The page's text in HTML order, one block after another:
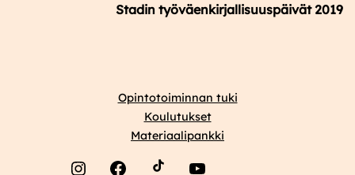
Stadin työväenkirjallisuuspäivät 2019
Opintotoiminnan tuki
Koulutukset
Materiaalipankki